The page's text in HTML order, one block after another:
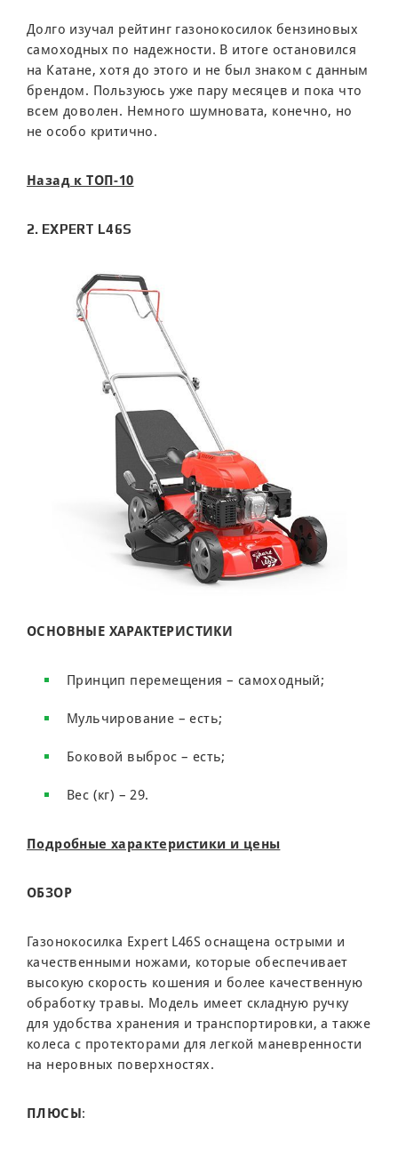
Долго изучал рейтинг газонокосилок бензиновых
самоходных по надежности. В итоге остановился
на Катане, хотя до этого и не был знаком с данным
брендом. Пользуюсь уже пару месяцев и пока что
всем доволен. Немного шумновата, конечно, но
не особо критично.
Назад к ТОП-10
2. EXPERT L46S
ОСНОВНЫЕ ХАРАКТЕРИСТИКИ
Принцип перемещения – самоходный;
Мульчирование – есть;
Боковой выброс – есть;
Вес (кг) – 29.
Подробные характеристики и цены
ОБЗОР
Газонокосилка Expert L46S оснащена острыми и
качественными ножами, которые обеспечивает
высокую скорость кошения и более качественную
обработку травы. Модель имеет складную ручку
для удобства хранения и транспортировки, а также
колеса с протекторами для легкой маневренности
на неровных поверхностях.
ПЛЮСЫ :